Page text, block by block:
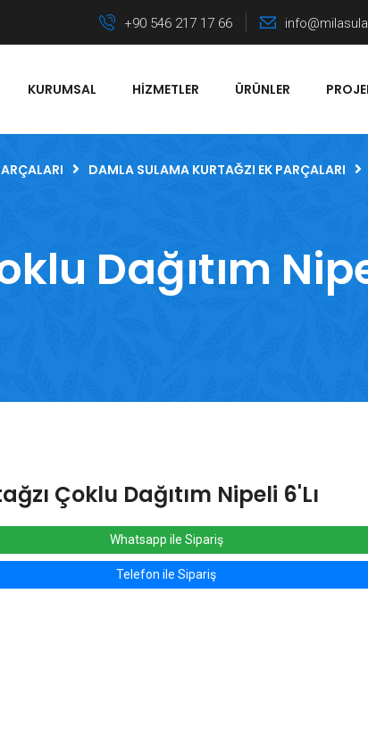
+90 546 217 17 66
KURUMSAL HIZMETLER ÜRÜNLER
DAMLA SULAMA KURTAĞZI EK PARÇALARI
Dağıtım
Çoklu Dağıtım Nipeli 6'lı
Whatsapp ile Sipariş
Telefon ile Sipariş